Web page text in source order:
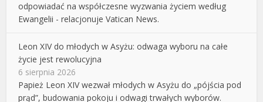
odpowiadać na współczesne wyzwania życiem według
Ewangelii - relacjonuje Vatican News.
Leon XIV do młodych w Asyżu: odwaga wyboru na całe
życie jest rewolucyjna
6 sierpnia 2026
Papież Leon XIV wezwał młodych w Asyżu do „pójścia pod
prąd”, budowania pokoju i odwagi trwałych wyborów.